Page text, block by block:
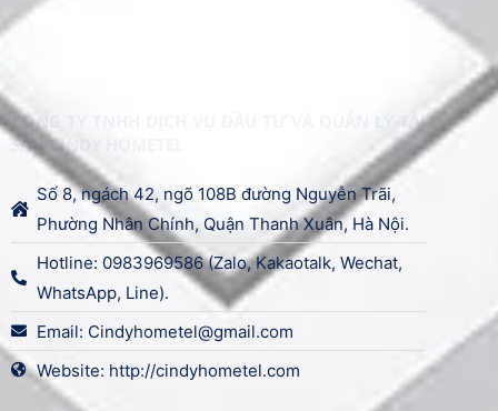
CÔNG TY TNHH DỊCH VỤ ĐẦU TƯ VÀ QUẢN LÝ TÀI
SẢN CINDY HOMETEL​
Số 8, ngách 42, ngõ 108B đường Nguyễn Trãi,
Phường Nhân Chính, Quận Thanh Xuân, Hà Nội.
Hotline: 0983969586 (Zalo, Kakaotalk, Wechat,
WhatsApp, Line).
Email: Cindyhometel@gmail.com
Website: http://cindyhometel.com